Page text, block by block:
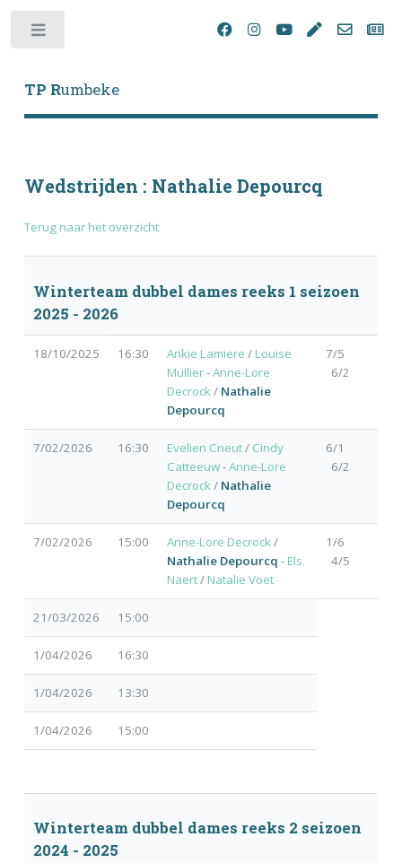
TP Rumbeke
Wedstrijden : Nathalie Depourcq
Terug naar het overzicht
Winterteam dubbel dames reeks 1 seizoen
2025 - 2026
18/10/2025 16:30 Ankie Lamiere / Louise
Mullier-Anne-Lore
Decrock/ Nathalie
Depourcq
7/5
6/2
7/02/2026 16:30 Evelien Cneut/ Cindy
Catteeuw-Anne-Lore
Decrock/ Nathalie
Depourcq
6/1
6/2
7/02/2026 15:00 Anne-Lore Decrock/
Nathalie Depourcq - Els
Naert/ Natalie Voet
1/6
4/5
21/03/2026 15:00
1/04/2026 16:30
1/04/2026 13:30
1/04/2026 15:00
Winterteam dubbel dames reeks 2 seizoen
2024 - 2025